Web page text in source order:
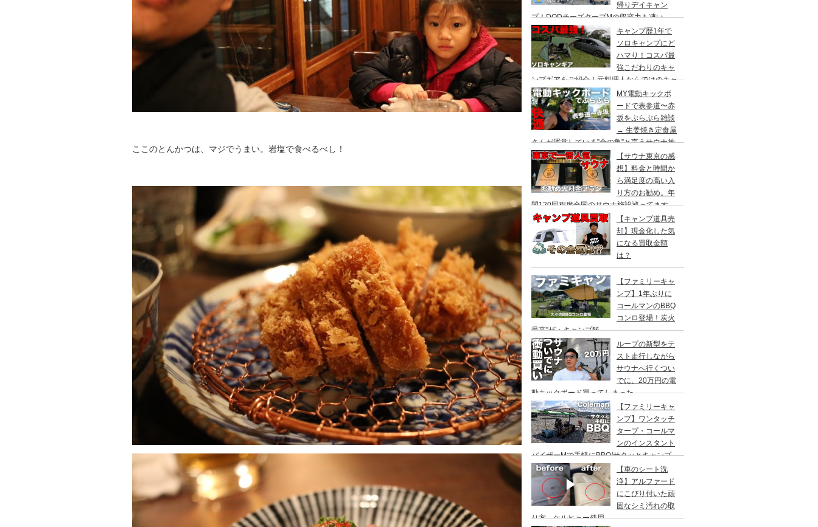
ここのとんかつは、マジでうまい。岩塩で食べるべし！
帰りデイキャン
プ！DODチーズタープMの収容力も凄い。
都内のキャンプ場”秋川橋河川公園バーベキ
ューランド”
キャンプ歴1年で
ソロキャンプにど
ハマり！コスパ最
強こだわりのキャ
ンプギアをご紹介！元料理人ならではのキャ
ンプ飯も堪能。今回は、千葉県一番星キャン
プ場で雨キャンプでソログルキャンプ。
MY電動キックボ
ードで表参道〜赤
坂をぷらぷら雑談
→ 生姜焼き定食屋
さんが運営している”金の亀”と言うサウナ施
設へ行ってきました。
【サウナ東京の感
想】料金と時間か
ら満足度の高い入
り方のお勧め。年
間120回程度全国のサウナ施設巡ってます。
【キャンプ道具売
却】現金化した気
になる買取金額
は？
【ファミリーキャ
ンプ】1年ぶりに
コールマンのBBQ
コンロ登場！炭火
最高”ザ・キャンプ飯
ループの新型をテ
スト走行しながら
サウナへ行くつい
でに、20万円の電
動キックボード買ってしまった。
YADEA（ヤデア）
【ファミリーキャ
ンプ】ワンタッチ
タープ・コールマ
ンのインスタント
バイザーMで手軽にBBQ/サクッとキャンプ
レイアウト/ 都心から車で1時間/ 河原のキャ
ンプ場/秋川橋河川公園 バーベキューランド
【車のシート洗
浄】アルファード
にこびり付いた頑
固なシミ汚れの取
り方。ケルヒャー使用。